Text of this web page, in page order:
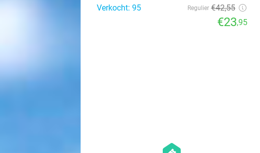
Verkocht: 95
Regulier €42,55
€23,95